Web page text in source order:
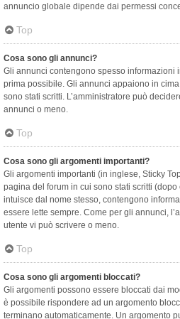
annuncio globale dipende dai permessi
Top
Cosa sono gli annunci?
Gli annunci contengono spesso informazioni
prima possibile. Gli annunci appaiono in
sono stati scritti. L’amministratore può
annunci o meno.
Top
Cosa sono gli argomenti importanti?
Gli argomenti importanti (in inglese, Sticky
pagina del forum in cui sono stati scritti
intuisce dal nome stesso, contengono
essere lette sempre. Come per gli annunci,
utente vi può scrivere o meno.
Top
Cosa sono gli argomenti bloccati?
Gli argomenti possono essere bloccati dai
è possibile rispondere ad un argomento
terminano automaticamente. Un argomento